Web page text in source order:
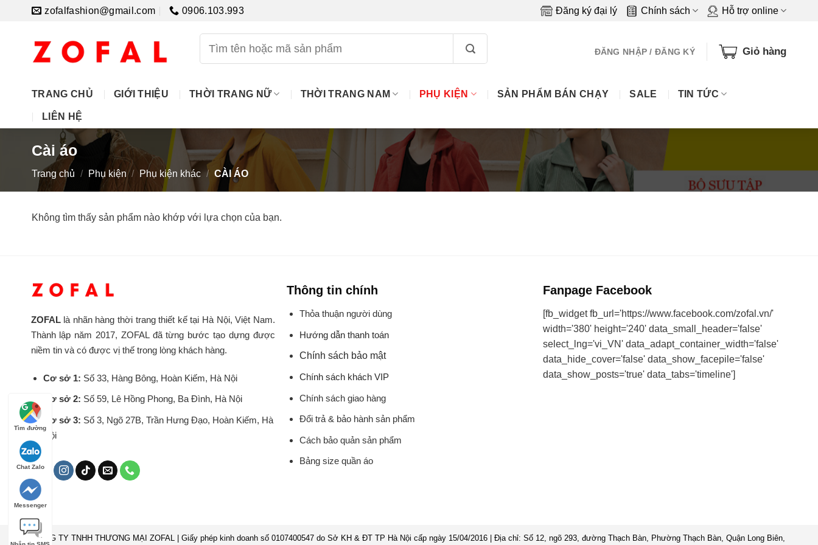
zofalfashion@gmail.com 0906.103.993 Đăng ký đại lý Chính sách Hỗ trợ online
kiếm:
ĐĂNG NHẬP / ĐĂNG KÝ Giỏ hàng
TRANG CHỦ GIỚI THIỆU THỜI TRANG NỮ THỜI TRANG NAM PHỤ KIỆN SẢN PHẨM BÁN CHẠY SALE TIN TỨC
LIÊN HỆ
Cài áo
Trang chủ / Phụ kiện / Phụ kiện khác / CÀI ÁO
Không tìm thấy sản phẩm nào khớp với lựa chọn của bạn.
ZOFALlà nhãn hàng thời trang thiết kế tại Hà Nội, Việt Nam.
Thành lập năm 2017, ZOFAL đã từng bước tạo dựng được
niềm tin và có được vị thế trong lòng khách hàng.
Cơ sở 1: Số 33, Hàng Bông, Hoàn Kiếm, Hà Nội
Cơ sở 2: Số 59, Lê Hồng Phong, Ba Đình, Hà Nội
Cơ sở 3: Số 3, Ngõ 27B, Trần Hưng Đạo, Hoàn Kiếm, Hà
Nội
Thông tin chính
Thỏa thuận người dùng
Hướng dẫn thanh toán
Chính sách bảo mật
Chính sách khách VIP
Chính sách giao hàng
Đổi trả & bảo hành sản phẩm
Cách bảo quản sản phẩm
Bảng size quần áo
Fanpage Facebook
[fb_widget fb_url='https://www.facebook.com/zofal.vn/'
width='380' height='240' data_small_header='false'
select_lng='vi_VN' data_adapt_container_width='false'
data_hide_cover='false' data_show_facepile='false'
data_show_posts='true' data_tabs='timeline']
CÔNG TY TNHH THƯƠNG MẠI ZOFAL | Giấy phép kinh doanh số 0107400547 do Sở KH & ĐT TP Hà Nội cấp ngày 15/04/2016 | Địa chỉ: Số 12, ngõ 293, đường Thạch Bàn, Phường Thạch Bàn, Quận Long Biên,
Tìm đường
Chat Zalo
Messenger